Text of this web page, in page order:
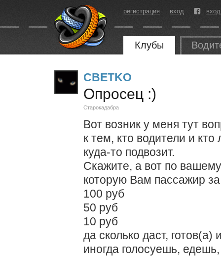
регистрация вход
Клубы
CBETKO
Опросец :)
Старокадабра
Вот возник у меня тут
к тем, кто водители и
куда-то подвозит.
Скажите, а вот по
которую Вам пассажир
100 руб
50 руб
10 руб
да сколько даст,
иногда голосуешь,